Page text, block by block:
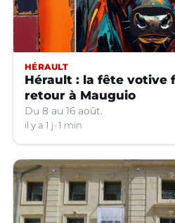
HÉRAULT
Hérault : la fête votive
retour à Mauguio
Du 8 au 16 août.
il y a 1 j 1 min